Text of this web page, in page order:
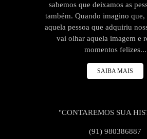
sabemos que deixamos as
também. Quando imagino que,
aquela pessoa que adquiriu
vai olhar aquela imagem e
momentos felizes...
SAIBA MAIS
"CONTAREMOS SUA
(91) 980386887